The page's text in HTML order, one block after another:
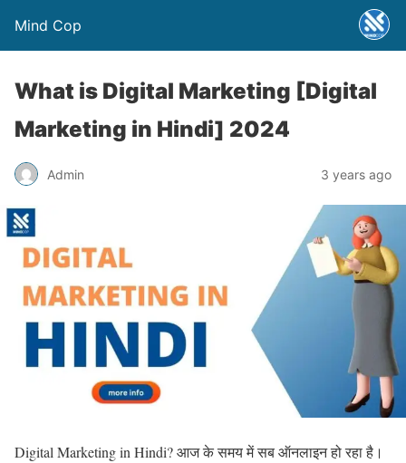
Mind Cop
What is Digital Marketing [Digital
Marketing in Hindi] 2024
Admin 3 years ago
Digital Marketing in Hindi? आज के समय में सब ऑनलाइन हो रहा है।